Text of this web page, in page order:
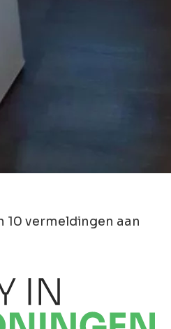
10 vermeldingen aan